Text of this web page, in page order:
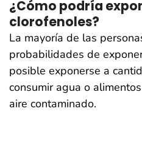
¿Cómo podría
clorofenoles?
La mayoría de las
probabilidades de
posible exponerse a
consumir agua o
aire contaminado.